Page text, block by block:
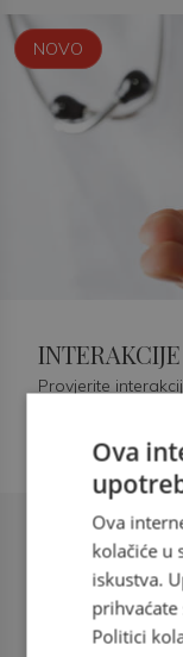
Šećerna
doc. dr. sc. Višnja Kokić
dr.med., specijalististica
NOVO
Provjerite
Ova
Ova
kolačiće u
iskustva.
prihvaćate
Politici